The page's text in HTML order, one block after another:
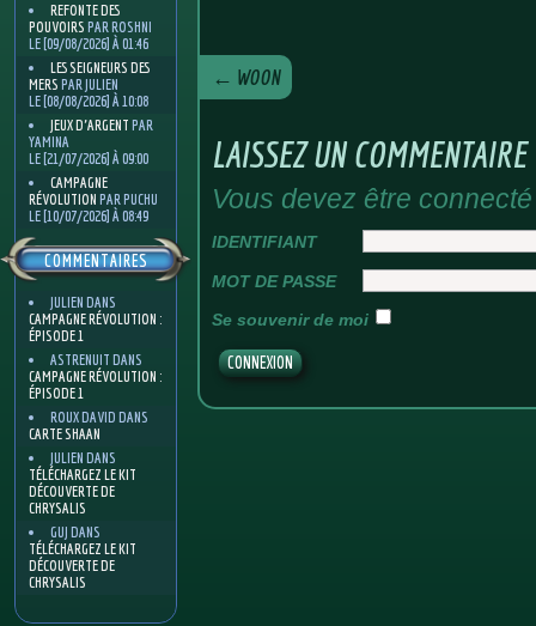
REFONTE DES
POUVOIRS PAR ROSHNI
LE [09/08/2026] À 01:46
LES SEIGNEURS DES
MERS PAR JULIEN
LE [08/08/2026] À 10:08
JEUX D'ARGENT PAR
YAMINA
LE [21/07/2026] À 09:00
CAMPAGNE
RÉVOLUTION PAR PUCHU
LE [10/07/2026] À 08:49
COMMENTAIRES
JULIEN DANS
CAMPAGNE RÉVOLUTION :
ÉPISODE 1
ASTRENUIT DANS
CAMPAGNE RÉVOLUTION :
ÉPISODE 1
ROUX DAVID DANS
CARTE SHAAN
JULIEN DANS
TÉLÉCHARGEZ LE KIT
DÉCOUVERTE DE
CHRYSALIS
GUJ DANS
TÉLÉCHARGEZ LE KIT
DÉCOUVERTE DE
CHRYSALIS
← WOON
LAISSEZ UN COMMENTAIRE
Vous devez être
IDENTIFIANT
MOT DE PASSE
Se souvenir de moi